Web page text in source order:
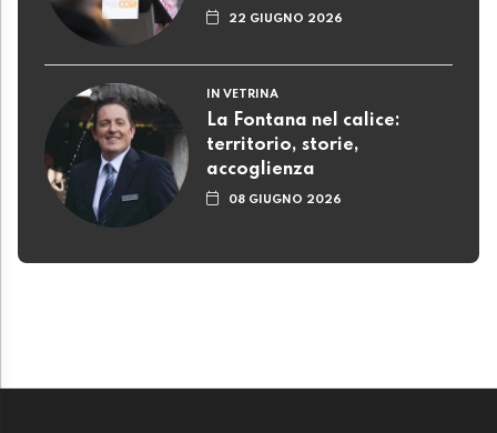
22 GIUGNO 2026
IN VETRINA
La Fontana nel calice:
territorio, storie,
accoglienza
08 GIUGNO 2026